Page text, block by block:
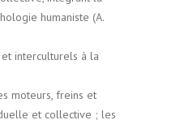
humaniste (A.
interculturels à la
moteurs, freins et
et collective ; les